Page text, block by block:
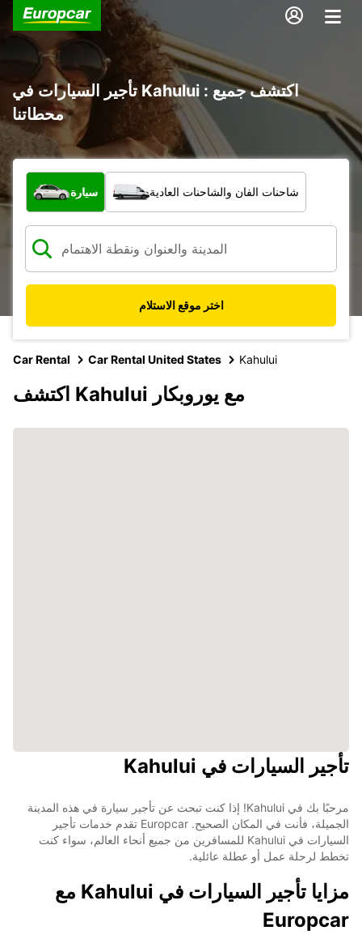
تأجير السيارات في Kahului : اكتشف جميع
محطاتنا
ما نوع المركبة؟
سيارة شاحنات الفان والشاحنات العادية
اختر موقع الاستلام
Car Rental Car Rental United States Kahului
اكتشف Kahului مع يوروبكار
تأجير السيارات في Kahului
مرحبًا بك في Kahului! إذا كنت تبحث عن تأجير سيارة في هذه المدينة
الجميلة، فأنت في المكان الصحيح. Europcar تقدم خدمات تأجير
السيارات في Kahului للمسافرين من جميع أنحاء العالم، سواء كنت
تخطط لرحلة عمل أو عطلة عائلية.
مزايا تأجير السيارات في Kahului مع
Europcar